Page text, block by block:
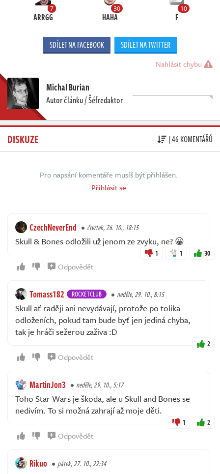
7
ARRGG
30
HAHA
10
F
SDÍLET NA FACEBOOK SDÍLET NA TWITTER
Nahlásit chybu
Michal Burian
Autor článku / Šéfredaktor
DISKUZE | 46 KOMENTÁŘŮ
Pro napsání komentáře musíš být přihlášen.
Přihlásit se
CzechNeverEnd čtvrtek, 26. 10., 18:15
Skull & Bones odložili už jenom ze zvyku, ne? 😀
1 1 30
Odpovědět
Tomass182 ROCKETCLUB neděle, 29. 10., 8:15
Skull ať raději ani nevydávají, protože po tolika
odloženích, pokud tam bude byť jen jediná chyba,
tak je hráči sežerou zaživa :D
2
Odpovědět
MartinJon3 neděle, 29. 10., 5:17
Toho Star Wars je škoda, ale u Skull and Bones se
nedivím. To si možná zahrají až moje děti.
1 2
Odpovědět
Rikuo pátek, 27. 10., 22:34